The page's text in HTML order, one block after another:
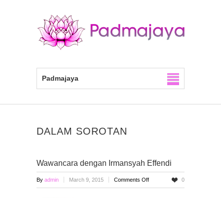
Padmajaya
DALAM SOROTAN
Wawancara dengan Irmansyah Effendi
By admin March 9, 2015 Comments Offon
Wawancara
0